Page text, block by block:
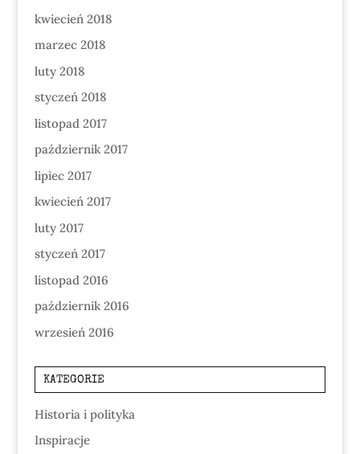
kwiecień 2018
marzec 2018
luty 2018
styczeń 2018
listopad 2017
październik 2017
lipiec 2017
kwiecień 2017
luty 2017
styczeń 2017
listopad 2016
październik 2016
wrzesień 2016
KATEGORIE
Historia i polityka
Inspiracje